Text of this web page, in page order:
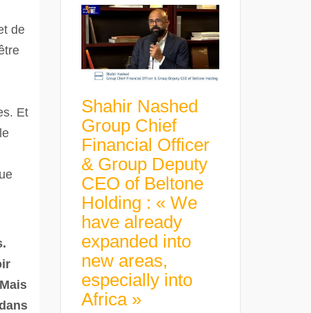
de
Et
Shahir Nashed
Group Chief
Financial Officer
& Group Deputy
CEO of Beltone
Holding : « We
have already
expanded into
new areas,
especially into
Africa »